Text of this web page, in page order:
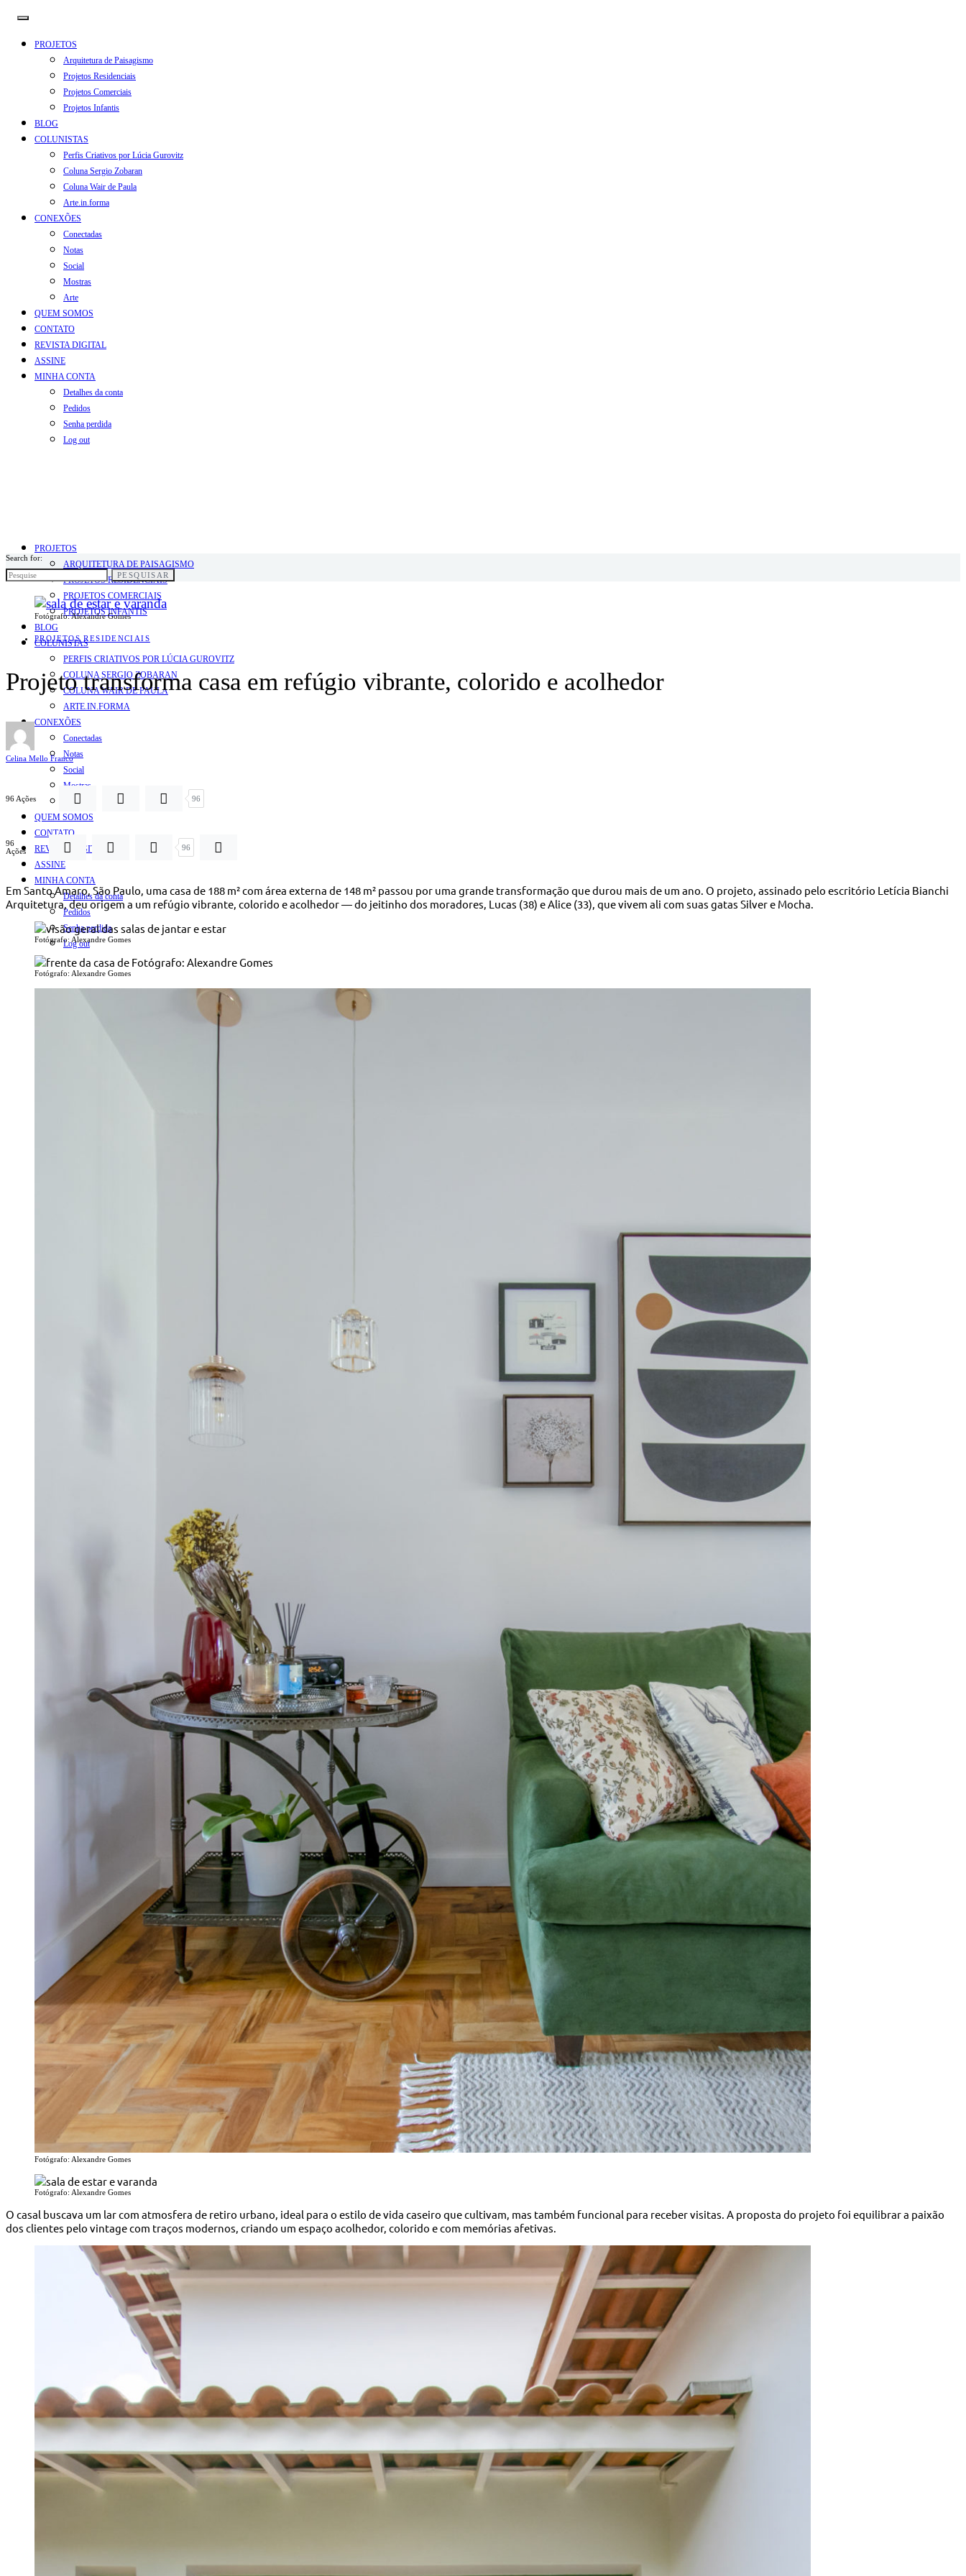
PROJETOS
Arquitetura de Paisagismo
Projetos Residenciais
Projetos Comerciais
Projetos Infantis
BLOG
COLUNISTAS
Perfis Criativos por Lúcia Gurovitz
Coluna Sergio Zobaran
Coluna Wair de Paula
Arte.in.forma
CONEXÕES
Conectadas
Notas
Social
Mostras
Arte
QUEM SOMOS
CONTATO
REVISTA DIGITAL
ASSINE
MINHA CONTA
Detalhes da conta
Pedidos
Senha perdida
Log out
PROJETOS
ARQUITETURA DE PAISAGISMO
PROJETOS RESIDENCIAIS
PROJETOS COMERCIAIS
PROJETOS INFANTIS
BLOG
COLUNISTAS
PERFIS CRIATIVOS POR LÚCIA GUROVITZ
COLUNA SERGIO ZOBARAN
COLUNA WAIR DE PAULA
ARTE.IN.FORMA
CONEXÕES
Conectadas
Notas
Social
Mostras
Arte
QUEM SOMOS
CONTATO
REVISTA DIGITAL
ASSINE
MINHA CONTA
Detalhes da conta
Pedidos
Senha perdida
Log out
Search for:
PESQUISAR
Fotógrafo: Alexandre Gomes
PROJETOS RESIDENCIAIS
Projeto transforma casa em refúgio vibrante, colorido e acolhedor
Celina Mello Franco
96 Ações 96
96
Ações
96
Em Santo Amaro, São Paulo, uma casa de 188 m² com área externa de 148 m² passou por uma grande transformação que durou mais de um ano. O projeto, assinado pelo escritório Letícia Bianchi
Arquitetura, deu origem a um refúgio vibrante, colorido e acolhedor — do jeitinho dos moradores, Lucas (38) e Alice (33), que vivem ali com suas gatas Silver e Mocha.
Fotógrafo: Alexandre Gomes
Fotógrafo: Alexandre Gomes
Fotógrafo: Alexandre Gomes
Fotógrafo: Alexandre Gomes
O casal buscava um lar com atmosfera de retiro urbano, ideal para o estilo de vida caseiro que cultivam, mas também funcional para receber visitas. A proposta do projeto foi equilibrar a paixão
dos clientes pelo vintage com traços modernos, criando um espaço acolhedor, colorido e com memórias afetivas.